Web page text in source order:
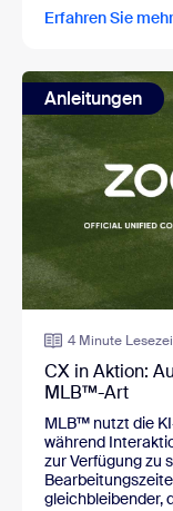
Erfahren Sie mehr
Anleitungen
4 Minute
CX in Aktion:
MLB™-Art
MLB™ nutzt die
während
zur Verfügung zu
gleichbleibender,